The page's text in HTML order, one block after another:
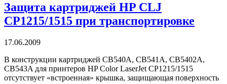
Защита картриджей HP CLJ
CP1215/1515 при транспортировке
17.06.2009
В конструкции картриджей CB540A, CB541A, CB5402A,
CB543A для принтеров HP Color LaserJet CP1215/1515
отсутствует «встроенная» крышка, защищающая поверхность